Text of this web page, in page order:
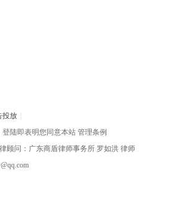
投放
陆即表明您同意本站 管理条例
顾问：广东商盾律师事务所 罗如洪律师